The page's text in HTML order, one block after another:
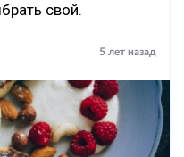
свой.
5 лет назад